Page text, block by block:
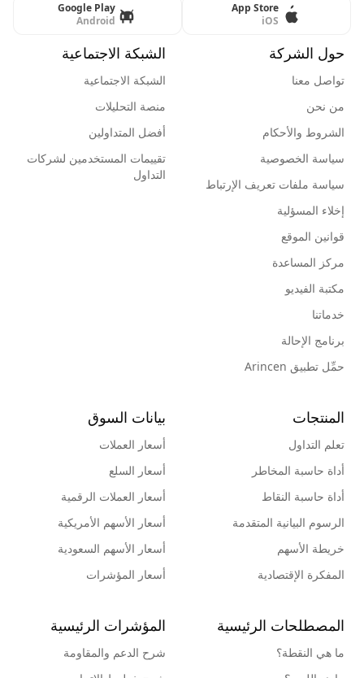
App Store
iOS
Google Play
Android
حول الشركة
تواصل معنا
من نحن
الشروط والأحكام
سياسة الخصوصية
سياسة ملفات تعريف الإرتباط
إخلاء المسؤلية
قوانين الموقع
مركز المساعدة
مكتبة الفيديو
خدماتنا
برنامج الإحالة
حمِّل تطبيق Arincen
الشبكة الاجتماعية
الشبكة الاجتماعية
منصة التحليلات
أفضل المتداولين
تقييمات المستخدمين لشركات
التداول
المنتجات
تعلم التداول
أداة حاسبة المخاطر
أداة حاسبة النقاط
الرسوم البيانية المتقدمة
خريطة الأسهم
المفكرة الإقتصادية
بيانات السوق
أسعار العملات
أسعار السلع
أسعار العملات الرقمية
أسعار الأسهم الأمريكية
أسعار الأسهم السعودية
أسعار المؤشرات
المصطلحات الرئيسية
ما هي النقطة؟
المؤشرات الرئيسية
شرح الدعم والمقاومة